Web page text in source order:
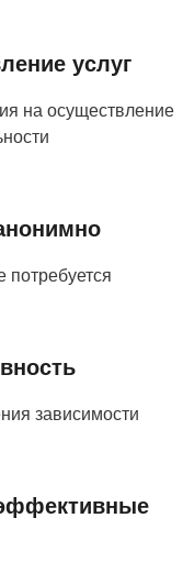
услуг
на осуществление
зависимости